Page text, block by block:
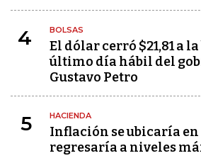
4 BOLSAS
El dólar cerró $21,81 a
último día hábil del
Gustavo Petro
5 HACIENDA
Inflación se ubicaría en
regresaría a niveles